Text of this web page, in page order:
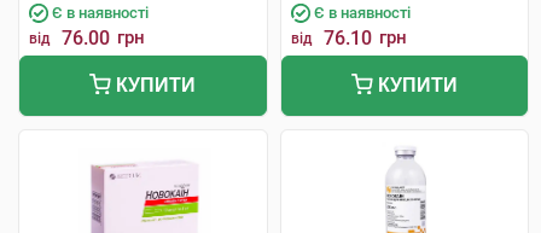
Є в наявності
від 76.00 грн
КУПИТИ
Є в наявності
від 76.10 грн
КУПИТИ